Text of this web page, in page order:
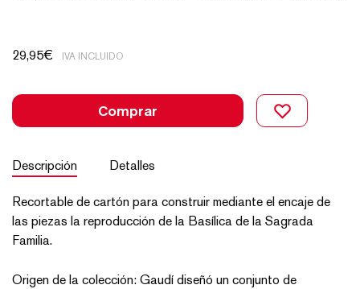
29,95€ IVA INCLUIDO
Comprar
Descripción Detalles
Recortable de cartón para construir mediante el encaje de
las piezas la reproducción de la Basílica de la Sagrada
Familia.
Origen de la colección: Gaudí diseñó un conjunto de